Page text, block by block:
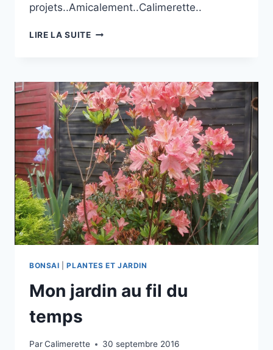
projets..Amicalement..Calimerette..
LIRE LA SUITEL’AUTOMNE
BONSAI |PLANTES ET JARDIN
Mon jardin au fil du
temps
ParCalimerette 30 septembre 2016